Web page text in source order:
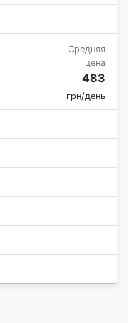
Средняя
цена
483
грн/день